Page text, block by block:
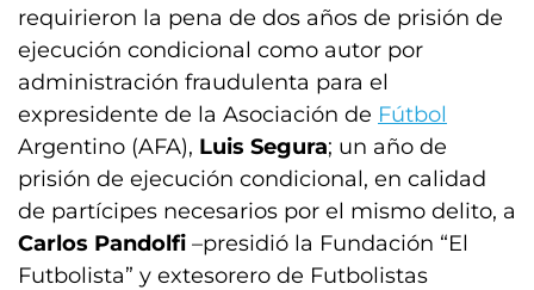
requirieron la pena de dos años de prisión de
ejecución condicional como autor por
administración fraudulenta para el
expresidente de la Asociación de Fútbol
Argentino (AFA), Luis Segura; un año de
prisión de ejecución condicional, en calidad
de partícipes necesarios por el mismo delito, a
Carlos Pandolfi –presidió la Fundación “El
Futbolista” y extesorero de Futbolistas